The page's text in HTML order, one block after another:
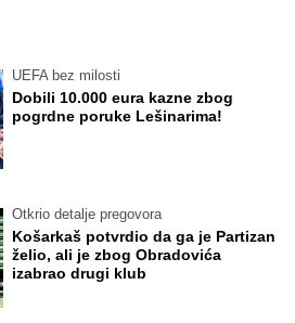
UEFA bez milosti
Dobili 10.000 eura kazne zbog
pogrdne poruke Lešinarima!
Otkrio detalje pregovora
Košarkaš potvrdio da ga je Partizan
želio, ali je zbog Obradovića
izabrao drugi klub